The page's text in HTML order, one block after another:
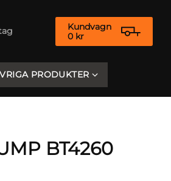
Kundvagn
0 kr
PRODUKTER
BT4260